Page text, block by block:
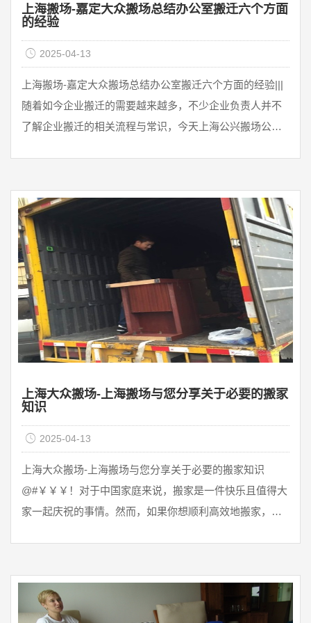
上海搬场-嘉定大众搬场总结办公室搬迁六个方面
的经验
2025-04-13
上海搬场-嘉定大众搬场总结办公室搬迁六个方面的经验|||
随着如今企业搬迁的需要越来越多，不少企业负责人并不
了解企业搬迁的相关流程与常识，今天上海公兴搬场公司
大家分享。一、整理物品清单公司确定搬迁需求后，我们
需要行政部门的同事做一个物品搬运清单，比如这次搬
家，我们公司有多少台电脑、显示器、椅子、办公座位
等。搬迁清单完成后，有两个很大的作用:1.发给搬家公司
...
上海大众搬场-上海搬场与您分享关于必要的搬家
知识
2025-04-13
上海大众搬场-上海搬场与您分享关于必要的搬家知识
@#￥￥￥！对于中国家庭来说，搬家是一件快乐且值得大
家一起庆祝的事情。然而，如果你想顺利高效地搬家，你
您在搬家时参考。一、搬家要选择正规的搬家公司对于新
房装修完成后不少业主迫不及待地想搬进去体验新家的感
觉，所以很多人想找搬家公司来减轻搬家的负担，对此公